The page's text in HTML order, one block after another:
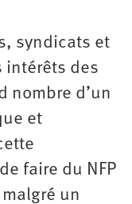
syndicats et
intérêts des
nombre d’un
et
faire du NFP
un